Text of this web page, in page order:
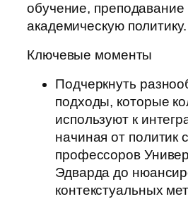
обучение, преподавание
академическую политику.
Ключевые моменты
Подчеркнуть
подходы, которые
используют к
начиная от политик
профессоров
Эдварда до
контекстуальных